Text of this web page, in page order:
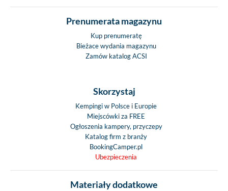
Prenumerata magazynu
Kup prenumeratę
Bieżace wydania magazynu
Zamów katalog ACSI
Skorzystaj
Kempingi w Polsce i Europie
Miejscówki za FREE
Ogłoszenia kampery, przyczepy
Katalog firm z branży
BookingCamper.pl
Ubezpieczenia
Materiały dodatkowe